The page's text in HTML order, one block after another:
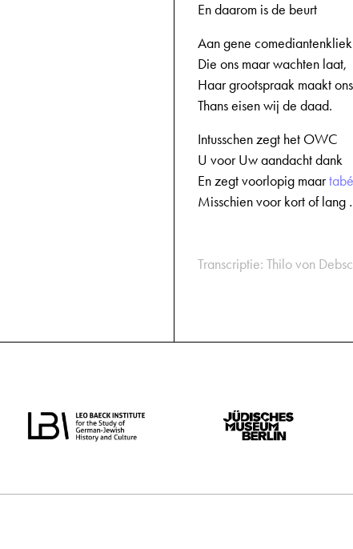
En daarom is de beurt
Aan gene comediantenkliek
Die ons maar wachten laat,
Haar grootspraak maakt
Thans eisen wij de daad.
Intusschen zegt het OWC
U voor Uw aandacht dank
En zegt voorlopig maartabé
Misschien voor kort of lang
Transcriptie: Thilo von